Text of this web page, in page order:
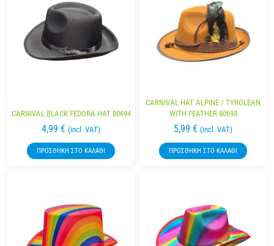
CARNIVAL BLACK FEDORA HAT 80694
4,99 € (incl. VAT)
ΠΡΟΣΘΉΚΗ ΣΤΟ ΚΑΛΆΘΙ
CARNIVAL HAT ALPINE / TYROLEAN
WITH FEATHER 80693
5,99 € (incl. VAT)
ΠΡΟΣΘΉΚΗ ΣΤΟ ΚΑΛΆΘΙ